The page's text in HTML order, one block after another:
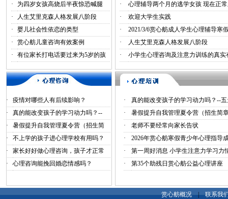
·
为四岁女孩高烧后半夜惊恐喊腿
·
人生艾里克森人格发展八阶段
·
婴儿社会性依恋的类型
·
赏心舫儿童咨询有效案例
·
有位家长打电话要过来为5岁的孩
·
心理辅导两个月的逃学女孩 现在正
·
欢迎大学生实践
·
2021/3/6赏心舫成人学生心理辅导寒
·
人生艾里克森人格发展八阶段
·
小学生心理咨询及注意力训练的真实
·
疫情对哪些人有后续影响？
·
真的能改变孩子的学习动力吗？--
·
暑假提升自我管理夏令营（招生简
·
不上学的孩子进心理学校有用吗？
·
家长好好做心理咨询，孩子才正常
·
心理咨询能挽回婚恋情感吗？
·
真的能改变孩子的学习动力吗？--
·
暑假提升自我管理夏令营（招生简
·
老师不要经常向家长告状
·
2026年赏心舫寒假青少年心理指导
·
第一周好消息 小学生注意力学习力
·
第35个助残日赏心舫公益心理讲座
赏心舫概况|联系我